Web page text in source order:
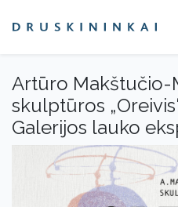
Artūro Makštučio-
skulptūros
Galerijos lauko